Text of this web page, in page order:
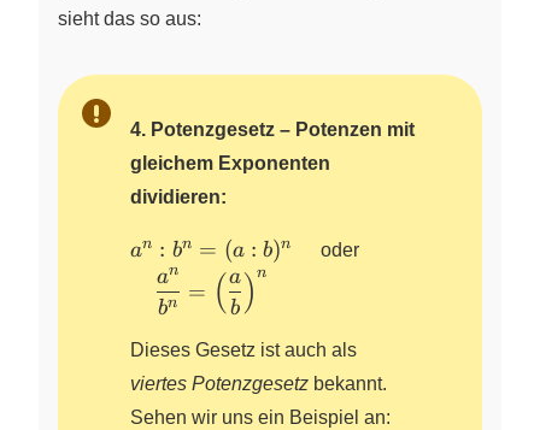
sieht das so aus:
4. Potenzgesetz – Potenzen mit
gleichem Exponenten
dividieren:
a^n :
b^n =
(a :
\quad
an : bn = (a : b)n oder\quad
bn
an
= ( b
a ) n
Dieses Gesetz ist auch als
viertes Potenzgesetz bekannt.
Sehen wir uns ein Beispiel an: